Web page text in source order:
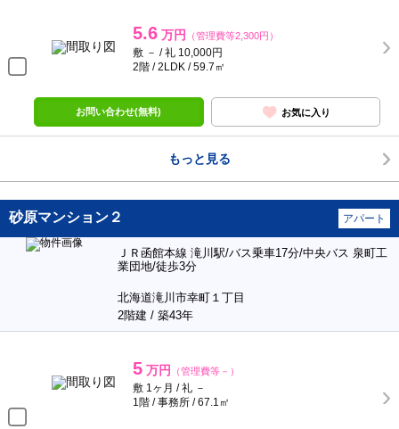
5.6 万円 （管理費等2,300円）
敷 － / 礼 10,000円
2階 / 2LDK / 59.7㎡
お問い合わせ(無料) お気に入り
もっと見る
砂原マンション２ アパート
ＪＲ函館本線 滝川駅/バス乗車17分/中央バス 泉町工
業団地/徒歩3分
北海道滝川市幸町１丁目
2階建 / 築43年
5 万円 （管理費等－）
敷 1ヶ月 / 礼 －
1階 / 事務所 / 67.1㎡